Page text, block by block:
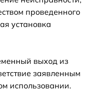
проведенного
установка
выход из
заявленным
использовании.